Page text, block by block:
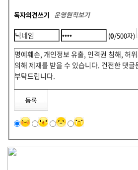
독자의견쓰기 운영원칙보기
(0/500자)